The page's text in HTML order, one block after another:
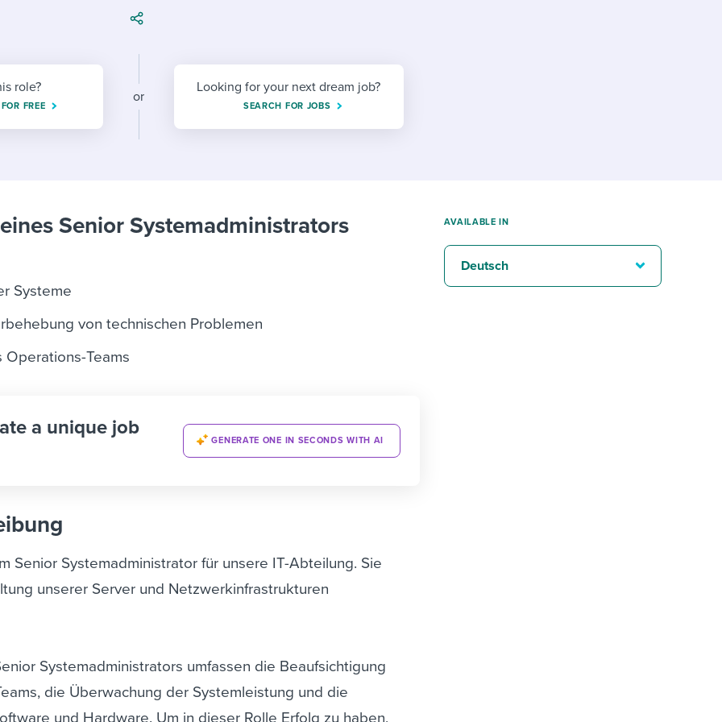
Workable customer stories
role?
FREE
or
Looking for your next dream job?
SEARCH FOR JOBS
Senior Systemadministrators
Systeme
von technischen Problemen
Operations-Teams
a unique job
GENERATE ONE IN SECONDS WITH AI
Senior Systemadministrator für unsere IT-Abteilung. Sie
unserer Server und Netzwerkinfrastrukturen
Systemadministrators umfassen die Beaufsichtigung
die Überwachung der Systemleistung und die
und Hardware. Um in dieser Rolle Erfolg zu haben,
AVAILABLE IN
Deutsch